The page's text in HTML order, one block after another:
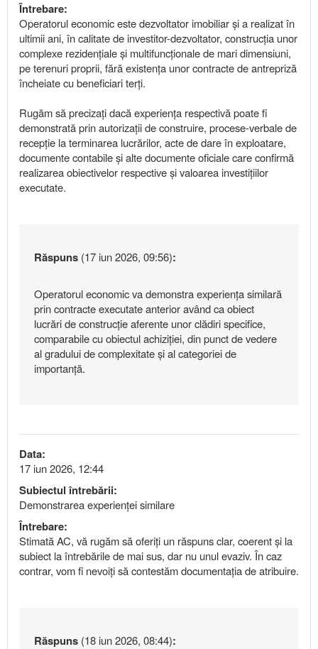
Întrebare:
Operatorul economic este dezvoltator imobiliar și a realizat în
ultimii ani, în calitate de investitor-dezvoltator, construcția unor
complexe rezidențiale și multifuncționale de mari dimensiuni,
pe terenuri proprii, fără existența unor contracte de antrepriză
încheiate cu beneficiari terți.
Rugăm să precizați dacă experiența respectivă poate fi
demonstrată prin autorizații de construire, procese-verbale de
recepție la terminarea lucrărilor, acte de dare în exploatare,
documente contabile și alte documente oficiale care confirmă
realizarea obiectivelor respective și valoarea investițiilor
executate.
Răspuns (17 iun 2026, 09:56):
Operatorul economic va demonstra experiența similară
prin contracte executate anterior având ca obiect
lucrări de construcție aferente unor clădiri specifice,
comparabile cu obiectul achiziției, din punct de vedere
al gradului de complexitate și al categoriei de
importanță.
Data:
17 iun 2026, 12:44
Subiectul întrebării:
Demonstrarea experienței similare
Întrebare:
Stimată AC, vă rugăm să oferiți un răspuns clar, coerent și la
subiect la întrebările de mai sus, dar nu unul evaziv. În caz
contrar, vom fi nevoiți să contestăm documentația de atribuire.
Răspuns (18 iun 2026, 08:44):